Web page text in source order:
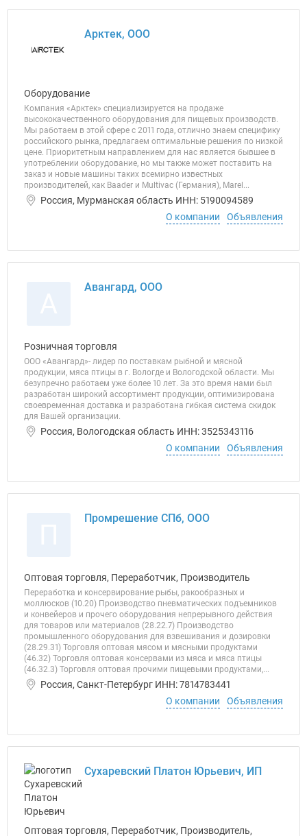
Арктек, ООО
Оборудование
Компания «Арктек» специализируется на продаже
высококачественного оборудования для пищевых производств.
Мы работаем в этой сфере с 2011 года, отлично знаем специфику
российского рынка, предлагаем оптимальные решения по низкой
цене. Приоритетным направлением для нас является бывшее в
употреблении оборудование, но мы также может поставить на
заказ и новые машины таких всемирно известных
производителей, как Baader и Multivac (Германия), Marel...
Россия, Мурманская область ИНН: 5190094589
О компании
Объявления
Авангард, ООО
Розничная торговля
ООО «Авангард»- лидер по поставкам рыбной и мясной
продукции, мяса птицы в г. Вологде и Вологодской области. Мы
безупречно работаем уже более 10 лет. За это время нами был
разработан широкий ассортимент продукции, оптимизирована
своевременная доставка и разработана гибкая система скидок
для Вашей организации.
Россия, Вологодская область ИНН: 3525343116
О компании
Объявления
Промрешение СПб, ООО
Оптовая торговля, Переработчик, Производитель
Переработка и консервирование рыбы, ракообразных и
моллюсков (10.20) Производство пневматических подъемников
и конвейеров и прочего оборудования непрерывного действия
для товаров или материалов (28.22.7) Производство
промышленного оборудования для взвешивания и дозировки
(28.29.31) Торговля оптовая мясом и мясными продуктами
(46.32) Торговля оптовая консервами из мяса и мяса птицы
(46.32.3) Торговля оптовая прочими пищевыми продуктами,...
Россия, Санкт-Петербург ИНН: 7814783441
О компании
Объявления
Сухаревский Платон Юрьевич, ИП
Оптовая торговля, Переработчик, Производитель,